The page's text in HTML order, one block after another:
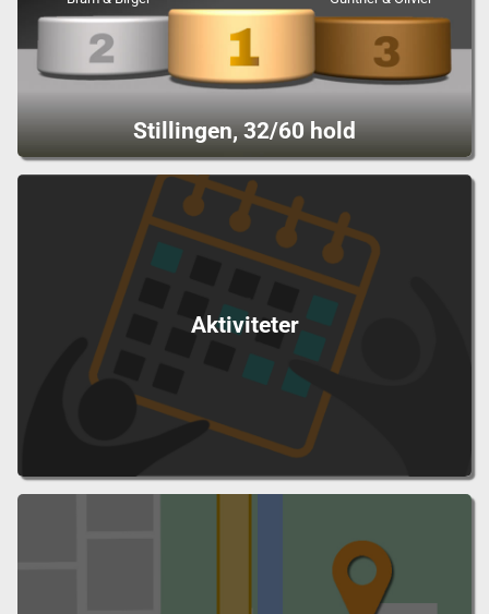
Stillingen, 32/60 hold
Aktiviteter